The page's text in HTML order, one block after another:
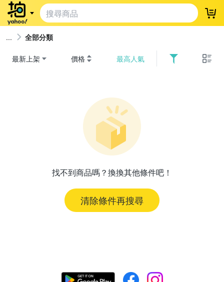
登
全部分類
最新上架 價格 最高人氣
找不到商品嗎？換換其他條件吧！
清除條件再搜尋